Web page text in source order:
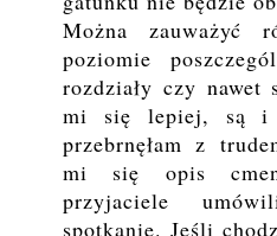
Można
poziomie
rozdziały czy nawet
mi się lepiej, są i
przebrnęłam z
mi się opis
przyjaciele
spotkanie. Jeśli